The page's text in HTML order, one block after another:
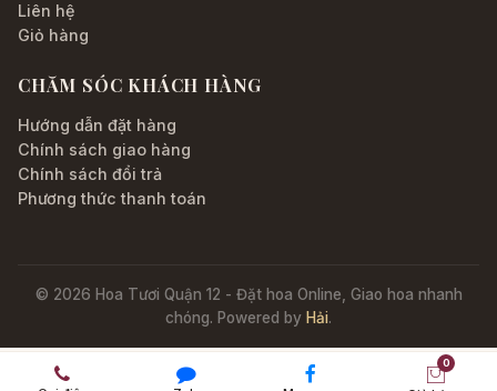
0
Liên hệ
Giỏ hàng
CHĂM SÓC KHÁCH HÀNG
Hướng dẫn đặt hàng
Chính sách giao hàng
Chính sách đổi trả
Phương thức thanh toán
© 2026 Hoa Tươi Quận 12 - Đặt hoa Online, Giao hoa nhanh
chóng. Powered by Hải.